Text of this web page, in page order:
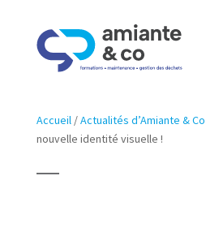
Accueil/Actualités d’Amiante & Co
nouvelle identité visuelle !